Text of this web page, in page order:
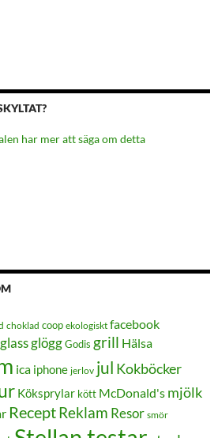
har mer att säga om detta
choklad coop ekologiskt facebook
glassglöggGodis grill Hälsa
ica iphone jerlov jul Kokböcker
Köksprylar kött McDonald's mjölk
ReceptReklam Resor smör